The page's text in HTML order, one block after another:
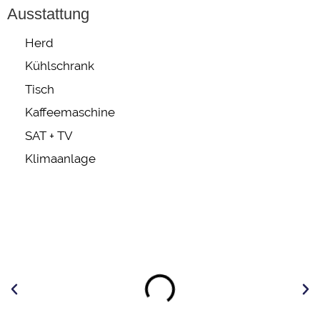
Ausstattung
Herd
Kühlschrank
Tisch
Kaffeemaschine
SAT + TV
Klimaanlage